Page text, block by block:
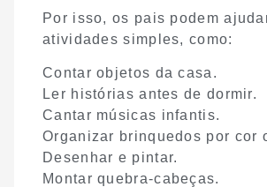
Por isso, os pais podem
atividades simples, como:
Contar objetos da casa.
Ler histórias antes de dormir.
Cantar músicas infantis.
Organizar brinquedos por cor
Desenhar e pintar.
Montar quebra-cabeças.